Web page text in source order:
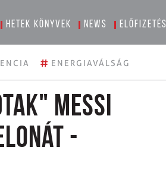
Hetek könyvek News Előfizetés
# ENERGIAVÁLSÁG
Messi
-